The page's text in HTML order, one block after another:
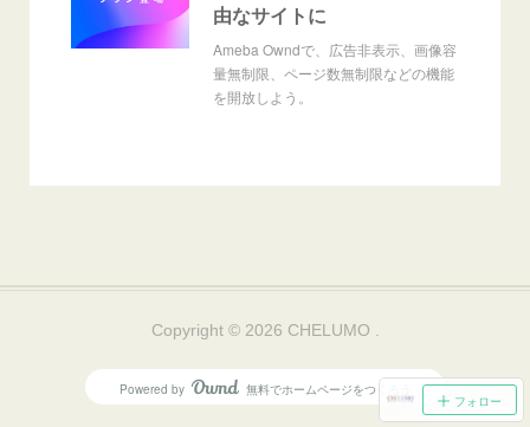
由なサイトに
Ameba Owndで、広告非表示、画像容
量無制限、ページ数無制限などの機能
を開放しよう。
フォロー
Copyright © 2026 CHELUMO
Powered by AmebaOwnd
無料でホームページをつくろう